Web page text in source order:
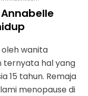
wanita
ternyata hal yang
15 tahun. Remaja
menopause di